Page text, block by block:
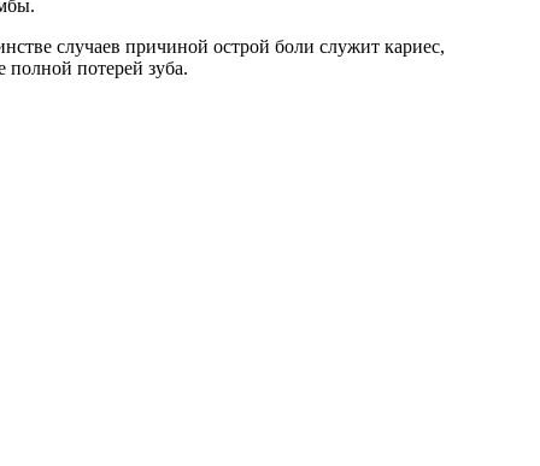
случаев причиной острой боли служит кариес,
потерей зуба.